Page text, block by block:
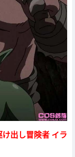
出し冒険者 イラ